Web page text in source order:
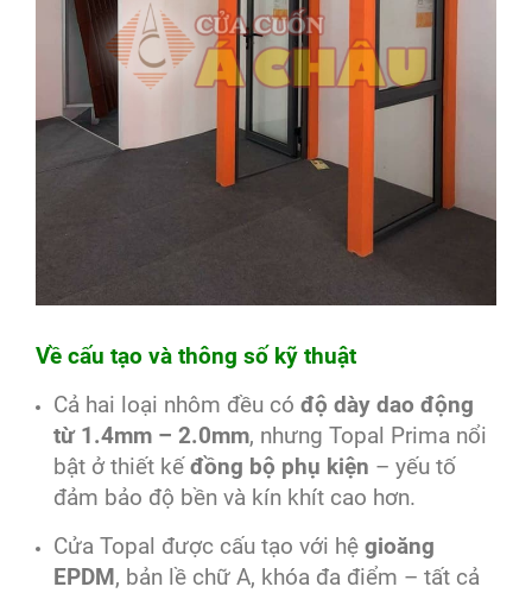
Về cấu tạo và thông số kỹ thuật
Cả hai loại nhôm đều có độ dày dao động
từ 1.4mm – 2.0mm, nhưng Topal Prima nổi
bật ở thiết kế đồng bộ phụ kiện – yếu tố
đảm bảo độ bền và kín khít cao hơn.
Cửa Topal được cấu tạo với hệ gioăng
EPDM , bản lề chữ A, khóa đa điểm – tất cả